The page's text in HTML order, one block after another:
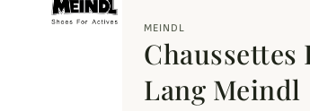
MEINDL
Chaussettes
Lang Meindl